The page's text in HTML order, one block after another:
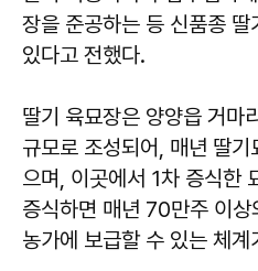
장을 준공하는 등 신품종
있다고 전했다.
딸기 육묘장은 양양읍 거
규모로 조성되어, 매년 딸
으며, 이곳에서 1차 증식한
증식하면 매년 70만주 이상
농가에 보급할 수 있는 체계